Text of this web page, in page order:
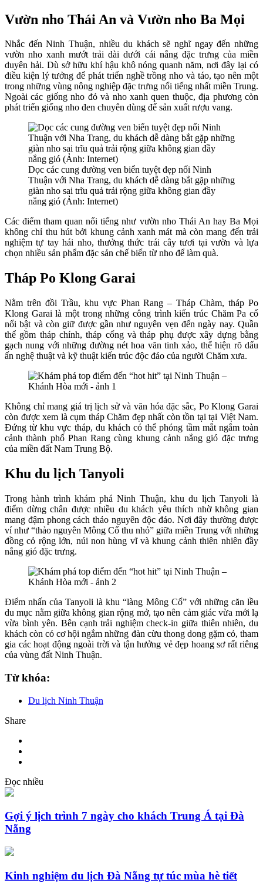
Vườn nho Thái An và Vườn nho Ba Mọi
Nhắc đến Ninh Thuận, nhiều du khách sẽ nghĩ ngay đến những
vườn nho xanh mướt trải dài dưới cái nắng đặc trưng của miền
duyên hải. Dù sở hữu khí hậu khô nóng quanh năm, nơi đây lại có
điều kiện lý tưởng để phát triển nghề trồng nho và táo, tạo nên một
trong những vùng nông nghiệp đặc trưng nổi tiếng nhất miền Trung.
Ngoài các giống nho đỏ và nho xanh quen thuộc, địa phương còn
phát triển giống nho đen chuyên dùng để sản xuất rượu vang.
Dọc các cung đường ven biển tuyệt đẹp nối Ninh
Thuận với Nha Trang, du khách dễ dàng bắt gặp những
giàn nho sai trĩu quả trải rộng giữa không gian đầy
nắng gió (Ảnh: Internet)
Các điểm tham quan nổi tiếng như vườn nho Thái An hay Ba Mọi
không chỉ thu hút bởi khung cảnh xanh mát mà còn mang đến trải
nghiệm tự tay hái nho, thưởng thức trái cây tươi tại vườn và lựa
chọn nhiều sản phẩm đặc sản chế biến từ nho để làm quà.
Tháp Po Klong Garai
Nằm trên đồi Trầu, khu vực Phan Rang – Tháp Chàm, tháp Po
Klong Garai là một trong những công trình kiến trúc Chăm Pa cổ
nổi bật và còn giữ được gần như nguyên vẹn đến ngày nay. Quần
thể gồm tháp chính, tháp cổng và tháp phụ được xây dựng bằng
gạch nung với những đường nét hoa văn tinh xảo, thể hiện rõ dấu
ấn nghệ thuật và kỹ thuật kiến trúc độc đáo của người Chăm xưa.
Không chỉ mang giá trị lịch sử và văn hóa đặc sắc, Po Klong Garai
còn được xem là cụm tháp Chăm đẹp nhất còn tồn tại tại Việt Nam.
Đứng từ khu vực tháp, du khách có thể phóng tầm mắt ngắm toàn
cảnh thành phố Phan Rang cùng khung cảnh nắng gió đặc trưng
của miền đất Nam Trung Bộ.
Khu du lịch Tanyoli
Trong hành trình khám phá Ninh Thuận, khu du lịch Tanyoli là
điểm dừng chân được nhiều du khách yêu thích nhờ không gian
mang đậm phong cách thảo nguyên độc đáo. Nơi đây thường được
ví như “thảo nguyên Mông Cổ thu nhỏ” giữa miền Trung với những
đồng cỏ rộng lớn, núi non hùng vĩ và khung cảnh thiên nhiên đầy
nắng gió đặc trưng.
Điểm nhấn của Tanyoli là khu “làng Mông Cổ” với những căn lều
du mục nằm giữa không gian rộng mở, tạo nên cảm giác vừa mới lạ
vừa bình yên. Bên cạnh trải nghiệm check-in giữa thiên nhiên, du
khách còn có cơ hội ngắm những đàn cừu thong dong gặm cỏ, tham
gia các hoạt động ngoài trời và tận hưởng vẻ đẹp hoang sơ rất riêng
của vùng đất Ninh Thuận.
Từ khóa:
Du lịch Ninh Thuận
Share
Đọc nhiều
Gợi ý lịch trình 7 ngày cho khách Trung Á tại Đà
Nẵng
Kinh nghiệm du lịch Đà Nẵng tự túc mùa hè tiết